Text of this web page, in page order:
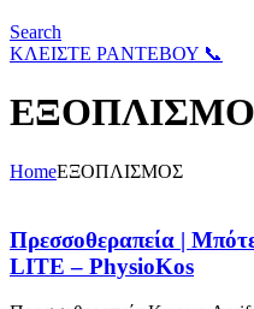
Search
ΚΛΕΙΣΤΕ ΡΑΝΤΕΒΟΥ 📞
HomeΕΞΟΠΛΙΣΜΟΣ
Πρεσσοθεραπεία |
LITE – PhysioKos